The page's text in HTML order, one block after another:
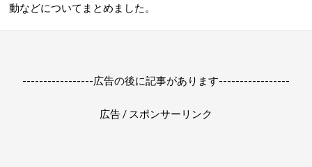
動などについてまとめました。
-----------------広告の後に記事があります-----------------
広告 / スポンサーリンク